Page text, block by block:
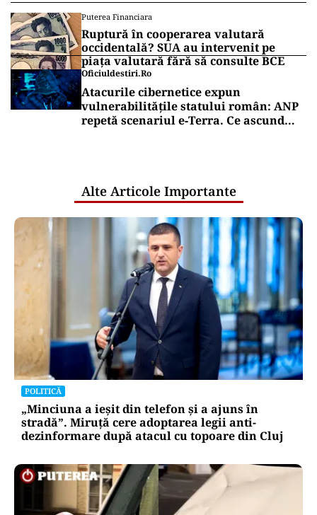
Puterea Financiara
Ruptură în cooperarea valutară
occidentală? SUA au intervenit pe
piața valutară fără să consulte BCE
Oficiuldestiri.ro
Atacurile cibernetice expun
vulnerabilitățile statului român: ANP
repetă scenariul e‑Terra. Ce ascund
Alte Articole Importante
POLITICĂ
„Minciuna a ieșit din telefon și a ajuns în
stradă”. Miruță cere adoptarea legii anti-
dezinformare după atacul cu topoare din Cluj